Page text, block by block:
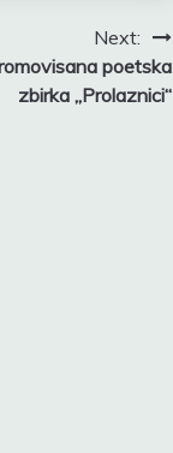
Next:
poetska
zbirka „Prolaznici“